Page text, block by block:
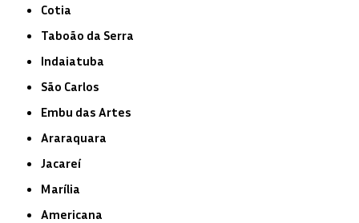
Cotia
Taboão da Serra
Indaiatuba
São Carlos
Embu das Artes
Araraquara
Jacareí
Marília
Americana